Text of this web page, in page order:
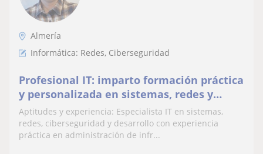
Almería
Informática: Redes, Ciberseguridad
Profesional IT: imparto formación práctica
y personalizada en sistemas, redes y
programación para estudiantes,
profesionales y ent
Aptitudes y experiencia: Especialista IT en sistemas,
redes, ciberseguridad y desarrollo con experiencia
práctica en administración de infr...